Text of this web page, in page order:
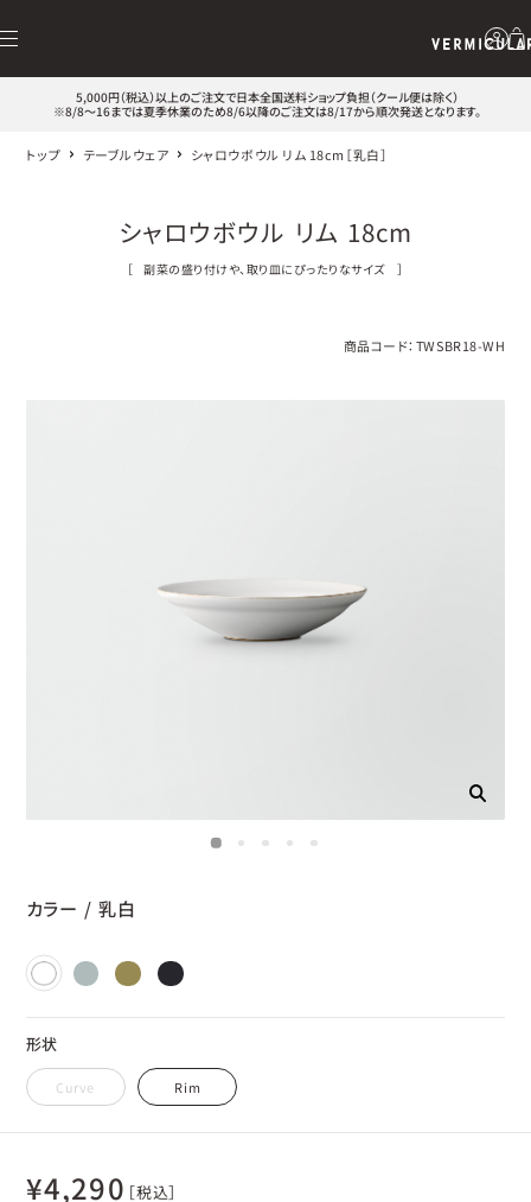
5,000円（税込）以上のご注文で日本全国送料ショップ負担（クール便は除く）
※8/8～16までは夏季休業のため8/6以降のご注文は8/17から順次発送となります。
トップ テーブルウェア シャロウボウル リム 18cm［乳白］
シャロウボウル リム 18cm
［ 副菜の盛り付けや、取り皿にぴったりなサイズ ］
商品コード： TWSBR18-WH
カラー / 乳白
形状
Curve Rim
¥4,290 ［税込］